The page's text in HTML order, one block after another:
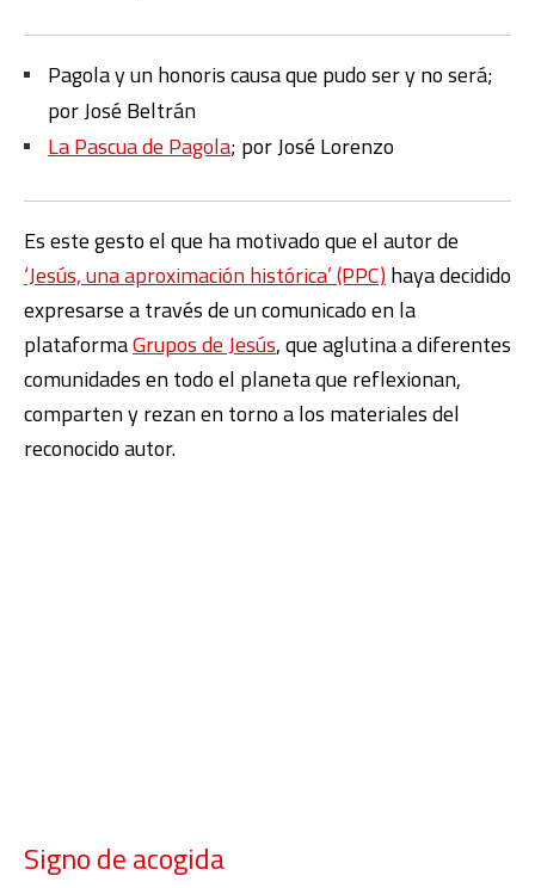
Pagola y un honoris causa que pudo ser y no será;
por José Beltrán
La Pascua de Pagola; por José Lorenzo
Es este gesto el que ha motivado que el autor de
‘Jesús, una aproximación histórica’ (PPC) haya decidido
expresarse a través de un comunicado en la
plataformaGrupos de Jesús, que aglutina a diferentes
comunidades en todo el planeta que reflexionan,
comparten y rezan en torno a los materiales del
reconocido autor.
Signo de acogida